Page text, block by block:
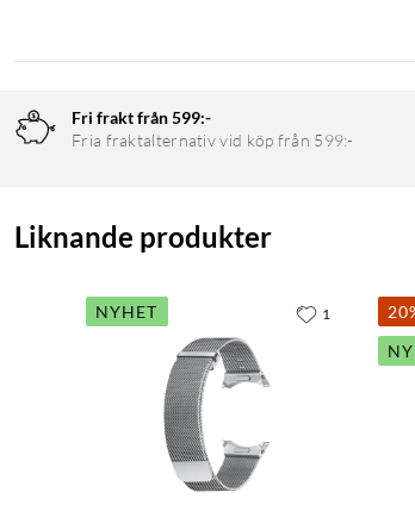
Fri frakt från 599:-
Fria fraktalternativ vid köp från 599:-
Liknande produkter
NYHET 1